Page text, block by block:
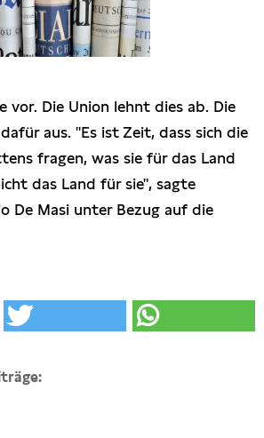
vor. Die Union lehnt dies ab. Die
aus. "Es ist Zeit, dass sich die
fragen, was sie für das Land
das Land für sie", sagte
De Masi unter Bezug auf die